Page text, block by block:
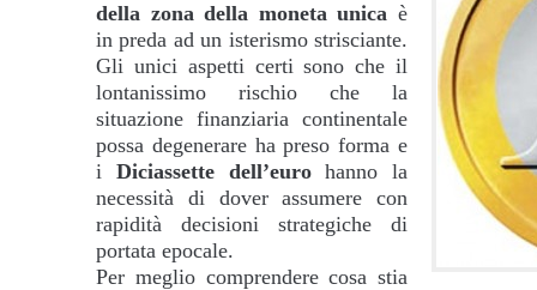
della zona della moneta unica è
in preda ad un isterismo strisciante.
Gli unici aspetti certi sono che il
lontanissimo rischio che la
situazione finanziaria continentale
possa degenerare ha preso forma e
i Diciassette dell’eurohanno la
necessità di dover assumere con
rapidità decisioni strategiche di
portata epocale.
Per meglio comprendere cosa stia